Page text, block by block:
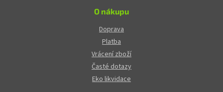
O nákupu
Doprava
Platba
Vrácení zboží
Časté dotazy
Eko likvidace